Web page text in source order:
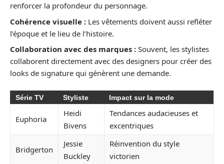
renforcer la profondeur du personnage.
Cohérence visuelle : Les vêtements doivent aussi refléter
l’époque et le lieu de l’histoire.
Collaboration avec des marques : Souvent, les stylistes
collaborent directement avec des designers pour créer des
looks de signature qui génèrent une demande.
Série TV Styliste Impact sur la mode
Euphoria
Heidi
Bivens
Tendances audacieuses et
excentriques
Bridgerton
Jessie
Buckley
Réinvention du style
victorien